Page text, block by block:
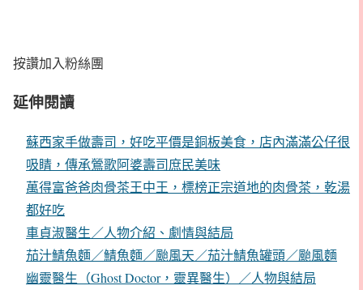
按讚加入粉絲團
延伸閱讀
蘇西家手做壽司，好吃平價是銅板美食，店內滿滿公仔很
吸睛，傳承鶯歌阿婆壽司庶民美味
萬得富爸爸肉骨茶王中王，標榜正宗道地的肉骨茶，乾湯
都好吃
車貞淑醫生／人物介紹、劇情與結局
茄汁鯖魚麵／鯖魚麵／颱風天／茄汁鯖魚罐頭／颱風麵
幽靈醫生（Ghost Doctor，靈異醫生）／人物與結局